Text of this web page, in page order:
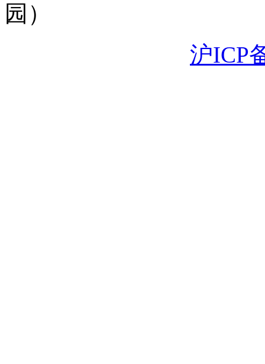
园）
沪ICP